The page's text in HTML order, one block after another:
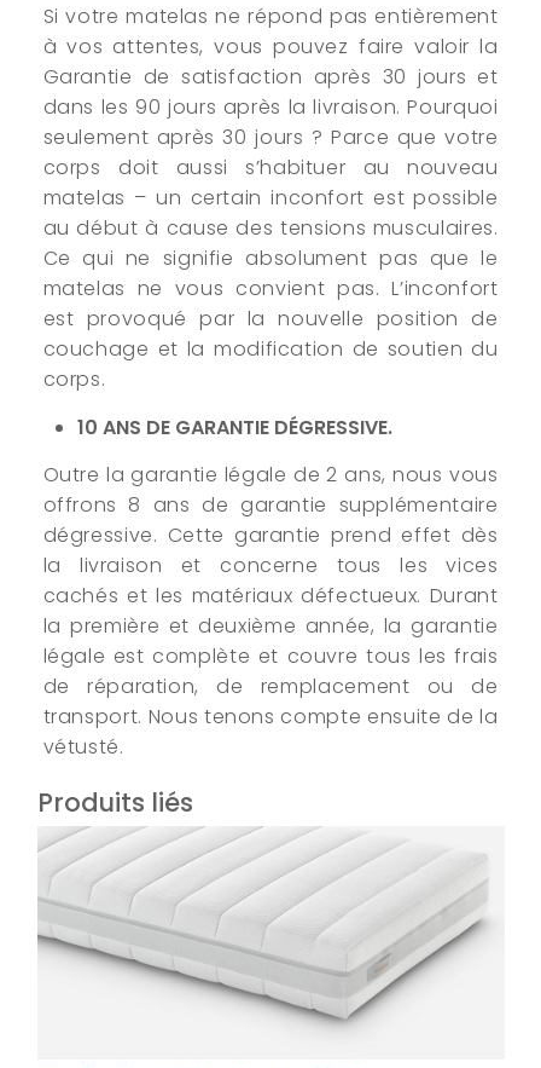
Si votre matelas ne répond pas entièrement
à vos attentes, vous pouvez faire valoir la
Garantie de satisfaction après 30 jours et
dans les 90 jours après la livraison. Pourquoi
seulement après 30 jours ? Parce que votre
corps doit aussi s’habituer au nouveau
matelas – un certain inconfort est possible
au début à cause des tensions musculaires.
Ce qui ne signifie absolument pas que le
matelas ne vous convient pas. L’inconfort
est provoqué par la nouvelle position de
couchage et la modification de soutien du
corps.
10 ANS DE GARANTIE DÉGRESSIVE.
Outre la garantie légale de 2 ans, nous vous
offrons 8 ans de garantie supplémentaire
dégressive. Cette garantie prend effet dès
la livraison et concerne tous les vices
cachés et les matériaux défectueux. Durant
la première et deuxième année, la garantie
légale est complète et couvre tous les frais
de réparation, de remplacement ou de
transport. Nous tenons compte ensuite de la
vétusté.
Produits liés